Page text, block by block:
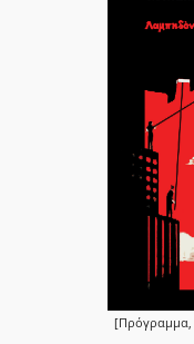
[Πρόγραμμα,